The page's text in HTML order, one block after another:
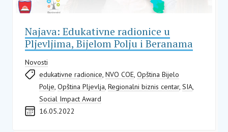
Najava: Edukativne radionice u
Pljevljima, Bijelom Polju i Beranama
Novosti
edukativne radionice, NVO COE, Opština Bijelo
Polje, Opština Pljevlja, Regionalni biznis centar, SIA,
Social Impact Award
16.05.2022